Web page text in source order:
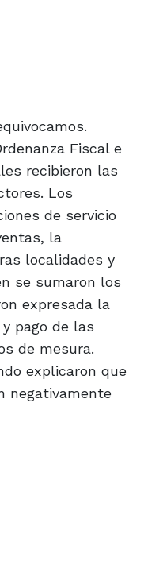
Fiscal e
recibieron las
Los
de servicio
la
localidades y
se sumaron los
expresada la
pago de las
de mesura.
explicaron que
negativamente